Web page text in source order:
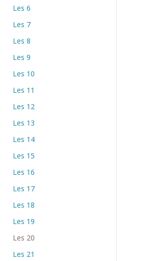
Les 6
Les 7
Les 8
Les 9
Les 10
Les 11
Les 12
Les 13
Les 14
Les 15
Les 16
Les 17
Les 18
Les 19
Les 20
Les 21